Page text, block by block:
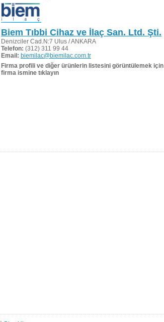
Biem Tıbbi Cihaz ve İlaç San. Ltd. Şti.
Denizciler Cad.N:7 Ulus / ANKARA
Telefon: (312) 311 99 44
Email: biemilac@biemilac.com.tr
Firma profili ve diğer ürünlerin listesini görüntülemek için
firma ismine tıklayın